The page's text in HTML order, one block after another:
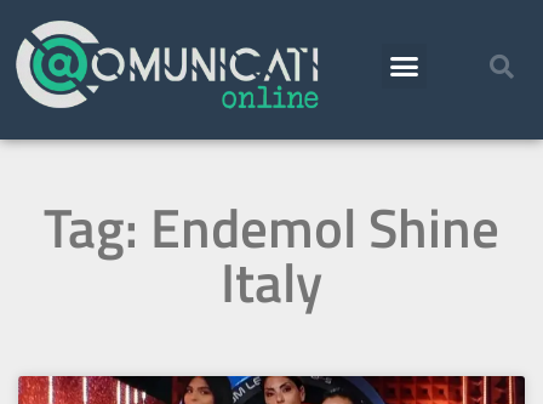
Tag: Endemol Shine
Italy